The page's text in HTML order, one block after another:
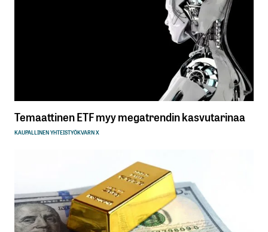
Temaattinen ETF myy megatrendin kasvutarinaa
KAUPALLINEN YHTEISTYÖKVARN X